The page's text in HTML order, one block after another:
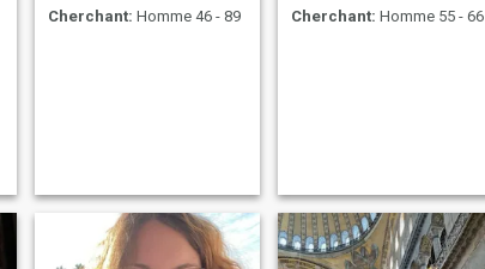
Cherchant: Homme 46 - 89
Cherchant: Homme 55 - 66